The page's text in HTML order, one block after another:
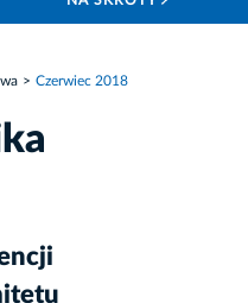
Czerwiec 2018